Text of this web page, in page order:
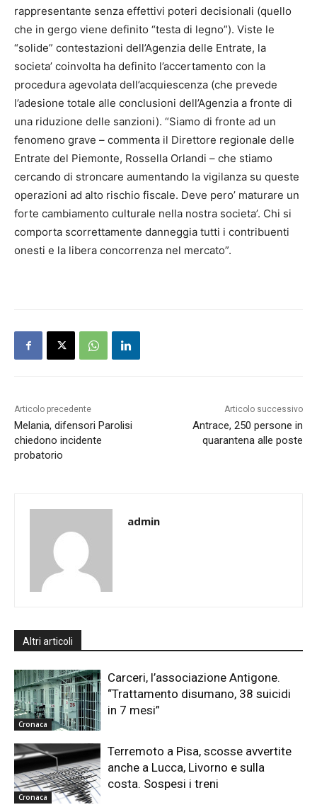
rappresentante senza effettivi poteri decisionali (quello
che in gergo viene definito “testa di legno”). Viste le
“solide” contestazioni dell’Agenzia delle Entrate, la
societa’ coinvolta ha definito l’accertamento con la
procedura agevolata dell’acquiescenza (che prevede
l’adesione totale alle conclusioni dell’Agenzia a fronte di
una riduzione delle sanzioni). “Siamo di fronte ad un
fenomeno grave – commenta il Direttore regionale delle
Entrate del Piemonte, Rossella Orlandi – che stiamo
cercando di stroncare aumentando la vigilanza su queste
operazioni ad alto rischio fiscale. Deve pero’ maturare un
forte cambiamento culturale nella nostra societa’. Chi si
comporta scorrettamente danneggia tutti i contribuenti
onesti e la libera concorrenza nel mercato”.
Articolo precedente
Melania, difensori Parolisi
chiedono incidente
probatorio
Articolo successivo
Antrace, 250 persone in
quarantena alle poste
admin
Altri articoli
Cronaca
Carceri, l’associazione Antigone.
“Trattamento disumano, 38 suicidi
in 7 mesi”
Cronaca
Terremoto a Pisa, scosse avvertite
anche a Lucca, Livorno e sulla
costa. Sospesi i treni